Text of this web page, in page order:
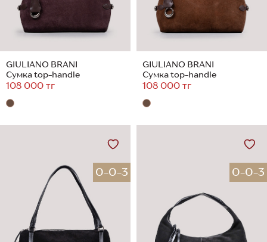
GIULIANO BRANI
Сумка top-handle
108 000 тг
GIULIANO BRANI
Сумка top-handle
108 000 тг
0-0-3 0-0-3